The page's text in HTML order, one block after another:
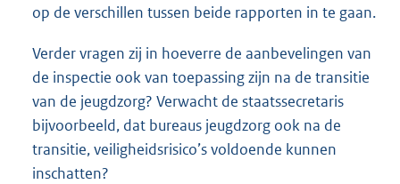
op de verschillen tussen beide rapporten in te gaan.
Verder vragen zij in hoeverre de aanbevelingen van
de inspectie ook van toepassing zijn na de transitie
van de jeugdzorg? Verwacht de staatssecretaris
bijvoorbeeld, dat bureaus jeugdzorg ook na de
transitie, veiligheidsrisico’s voldoende kunnen
inschatten?